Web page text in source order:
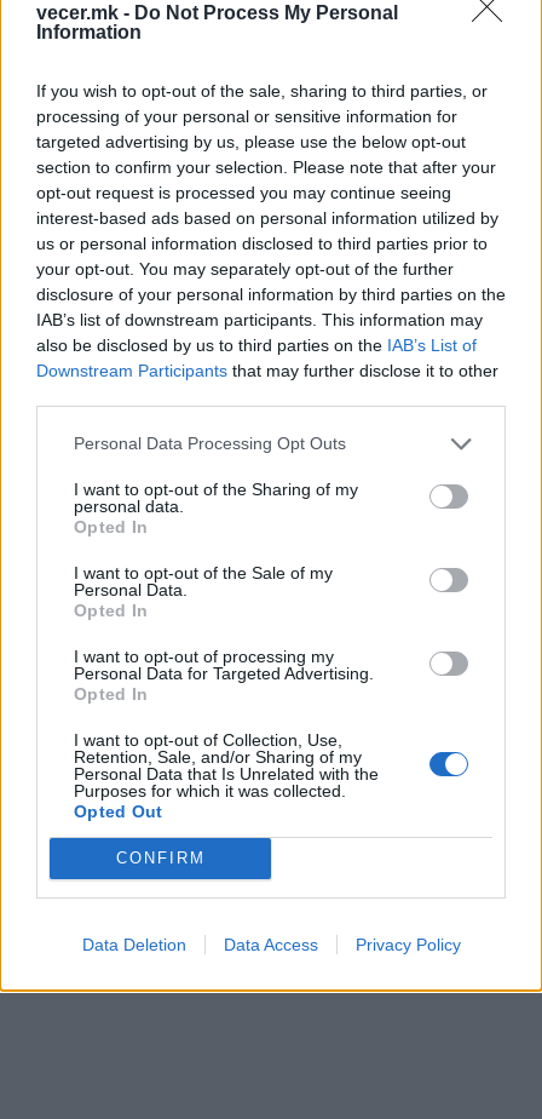
vecer.mk - Do Not Process My Personal
Information
If you wish to opt-out of the sale, sharing to third parties, or
processing of your personal or sensitive information for
targeted advertising by us, please use the below opt-out
section to confirm your selection. Please note that after your
opt-out request is processed you may continue seeing
interest-based ads based on personal information utilized by
us or personal information disclosed to third parties prior to
your opt-out. You may separately opt-out of the further
disclosure of your personal information by third parties on the
IAB’s list of downstream participants. This information may
also be disclosed by us to third parties on the IAB’s List of
Downstream Participants that may further disclose it to other
Personal Data Processing Opt Outs
I want to opt-out of the Sharing of my
personal data.
Opted In
I want to opt-out of the Sale of my
Personal Data.
Opted In
I want to opt-out of processing my
Personal Data for Targeted Advertising.
Opted In
I want to opt-out of Collection, Use,
Retention, Sale, and/or Sharing of my
Personal Data that Is Unrelated with the
Purposes for which it was collected.
Opted Out
CONFIRM
Data Deletion Data Access Privacy Policy
УЛЦИЊ Е АЛБАНСКИ, ЌЕ ГО
ОСЛОБОДИМЕ- Скандалозна
објава на вицепремиерот на
Црна Гора
ТЕМПЕРАТУРАТА ВО СРЕДА ЌЕ
БИДЕ ЗА НА ЛЕКАР, а потоа...
ИСТОРИСКО ОБЕДИНУВАЊЕ НА
МАКЕДОНЦИТЕ ВО СРБИЈА:
ФОРМИРАН МАКЕДОНСКИОТ
НАЦИОНАЛЕН СОЈУЗ
БУГАРИТЕ СО ШОКАНТНО
кренаа дронови да снимаат
ИЗГОРЕНИ АВТОМОБИЛИ,
Фнидек во хаос по
мигрантскиот бран кон Сеута
Северна Кореја и Русија градат
Ахмети кажа што го мачи:
СЛУШАМ, САКААТ ДА СЕ СУДИ
УЧК...
ЕДВАЈ СЕ ОДГЛАВУВАМЕ ОД
ОБРАЗОВАНИЕТО НА МИЛА
ЦАРОСКА: Кондоми наместо
ПРЕДУПРЕДЕНИ СЕ: „Бугарија
итно ја преиспитува својата
одлука“